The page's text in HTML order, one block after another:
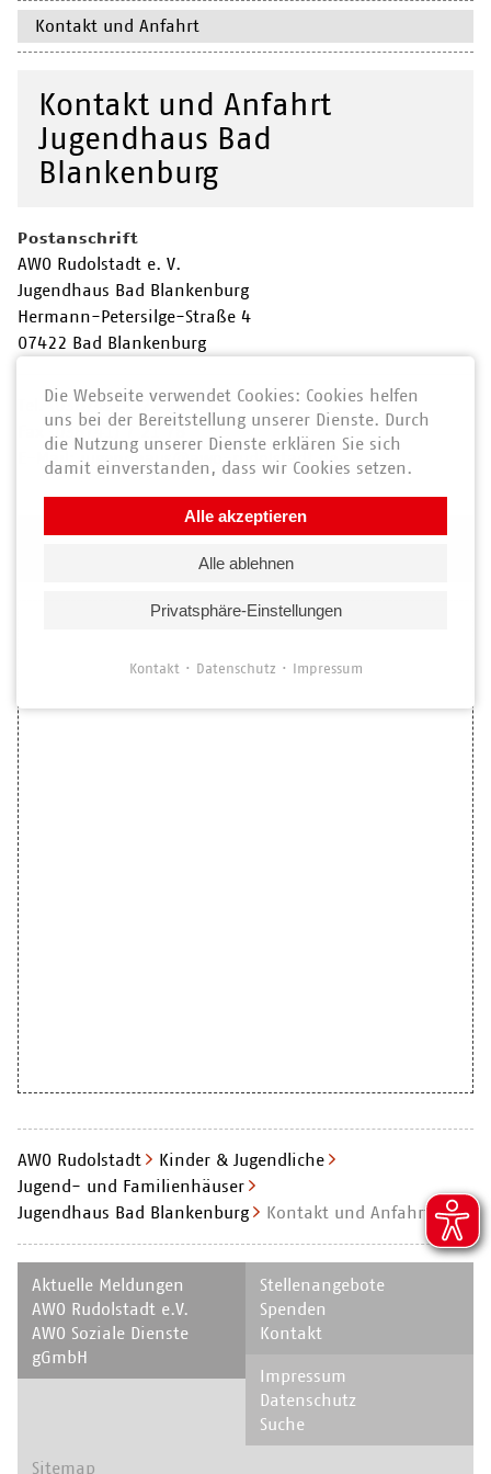
Kontakt und Anfahrt
Kontakt und Anfahrt
Jugendhaus Bad
Blankenburg
Postanschrift
AWO Rudolstadt e. V.
Jugendhaus Bad Blankenburg
Hermann-Petersilge-Straße 4
07422 Bad Blankenburg
Tel. (036741) 4 22 30
Fax (036741) 7 21 78
E-Mail: jugendhaus@awo-rudolstadt.de
AWO Rudolstadt
Kinder & Jugendliche
Jugend- und Familien­häuser
Jugendhaus Bad Blankenburg
Kontakt und Anfahrt
Navigation
überspringen
Aktuelle Meldungen
AWO Rudolstadt e.V.
AWO Soziale Dienste
gGmbH
Navigation
überspringen
Stellenangebote
Spenden
Kontakt
Navigation
überspringen
Impressum
Datenschutz
Suche
Navigation
Sitemap
Die Webseite verwendet Cookies: Cookies helfen
uns bei der Bereitstellung unserer Dienste. Durch
die Nutzung unserer Dienste erklären Sie sich
damit einverstanden, dass wir Cookies setzen.
Alle akzeptieren
Alle ablehnen
Privatsphäre-Einstellungen
Kontakt Datenschutz Impressum